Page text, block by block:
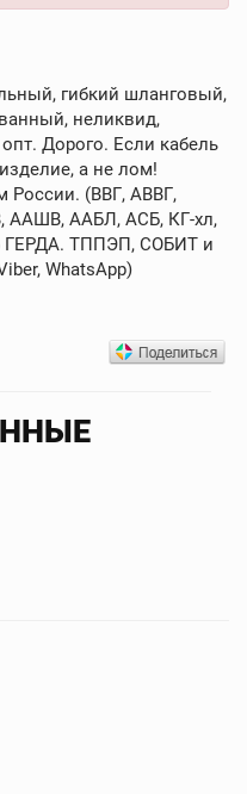
гибкий шланговый,
неликвид,
Дорого. Если кабель
а не лом!
России. (ВВГ, АВВГ,
ААБЛ, АСБ, КГ-хл,
ТППЭП, СОБИТ и
WhatsApp)